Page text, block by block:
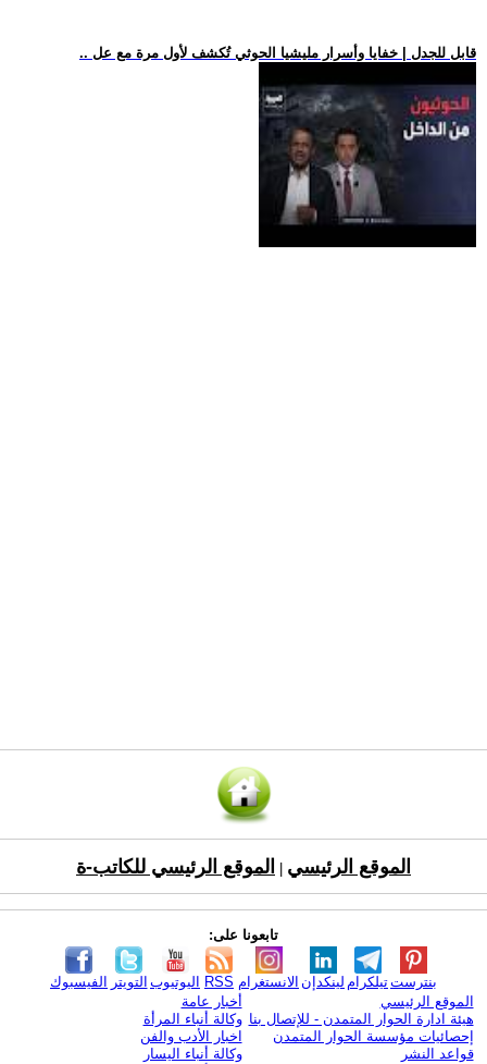
.. قابل للجدل | خفايا وأسرار مليشيا الحوثي تُكشف لأول مرة مع عل
الموقع الرئيسي الموقع الرئيسي للكاتب-ة
تابعونا على:
الفيسبوك التويتر اليوتيوب RSS الانستغرام لينكدإن تيلكرامبنترست
الموقع الرئيسي
هيئة ادارة الحوار المتمدن - للإتصال بنا
إحصائيات مؤسسة الحوار المتمدن
قواعد النشر
أخبار عامة
وكالة أنباء المرأة
اخبار الأدب والفن
وكالة أنباء اليسار